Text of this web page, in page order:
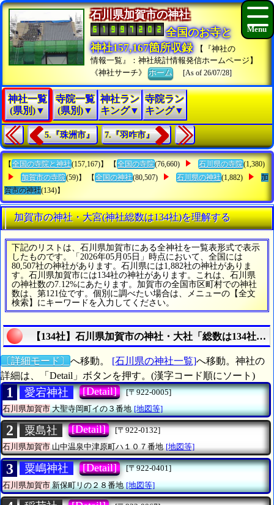
石川県加賀市の神社
全国のお寺と
神社157,167箇所収録
【『神社の
情報一覧』：神社統計情報発信ホームページ】
《神社サーチ》ホーム [As of 26/07/28]
神社一覧
(県別)▼
寺院一覧
(県別)▼
神社ラン
キング▼
寺院ラン
キング▼
5.『珠洲市』 7.『羽咋市』
【 全国の寺院と神社(157,167)】 【 全国の寺院(76,660) 石川県の寺院(1,380)
加賀市の寺院(59)】 【 全国の神社(80,507) 石川県の神社(1,882)
加
賀市の神社(134)】
加賀市の神社・大宮(神社総数は134社)を理解する
下記のリストは、石川県加賀市にある全神社を一覧表形式で表示
したものです。「2026年05月05日」時点において、全国には
80,507社の神社があります。石川県には1,882社の神社がありま
す。石川県加賀市には134社の神社があります。これは、石川県
の神社数の7.12%にあたります。加賀市の全国市区町村での神社
数は、第121位です。個別に調べたい場合は、メニューの【全文
検索】にキーワードを入力してください。
【134社】石川県加賀市の神社・大社「総数は134社」
〔詳細モード〕 へ移動。 [石川県の神社一覧]へ移動。神社の
詳細は、「Detail」ボタンを押す。(漢字コード順にソート)
1 愛宕神社 [Detail]
[〒922-0005]
石川県加賀市大聖寺岡町イの３番地 [地図等]
2 粟島社 [Detail]
[〒922-0132]
石川県加賀市山中温泉中津原町ハ１０７番地 [地図等]
3 粟嶋神社 [Detail]
[〒922-0401]
石川県加賀市新保町リの２８番地 [地図等]